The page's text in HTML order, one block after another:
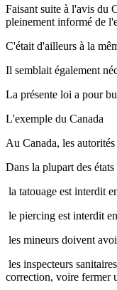
Faisant suite à l'avis du
pleinement informé de
C'était d'ailleurs à la
Il semblait également
La présente loi a pour
L'exemple du Canada
Au Canada, les
Dans la plupart des
la tatouage est interdit
le piercing est interdit
les mineurs doivent
les inspecteurs
correction, voire fermer